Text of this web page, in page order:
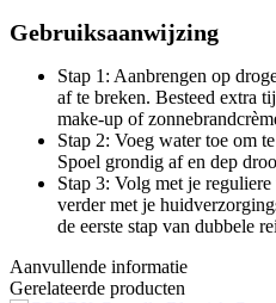
Gebruiksaanwijzing
Stap 1: Aanbrengen op
af te breken. Besteed extra
make-up of
Stap 2: Voeg water toe om
Spoel grondig af en dep
Stap 3: Volg met je
verder met je
de eerste stap van dubbele
Aanvullende informatie
Gerelateerde producten